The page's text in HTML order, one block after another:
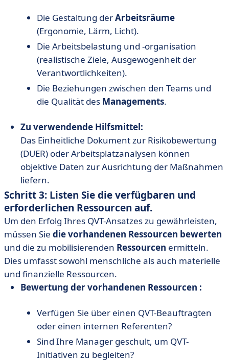
Die Gestaltung derArbeitsräume
(Ergonomie, Lärm, Licht).
Die Arbeitsbelastung und -organisation
(realistische Ziele, Ausgewogenheit der
Verantwortlichkeiten).
Die Beziehungen zwischen den Teams und
die Qualität des Managements.
Zu verwendende Hilfsmittel:
Das Einheitliche Dokument zur Risikobewertung
(DUER) oder Arbeitsplatzanalysen können
objektive Daten zur Ausrichtung der Maßnahmen
liefern.
Schritt 3: Listen Sie die verfügbaren und
erforderlichen Ressourcen auf.
Um den Erfolg Ihres QVT-Ansatzes zu gewährleisten,
müssen Sie die vorhandenen Ressourcen bewerten
und die zu mobilisierenden Ressourcen ermitteln.
Dies umfasst sowohl menschliche als auch materielle
und finanzielle Ressourcen.
Bewertung der vorhandenen Ressourcen :
Verfügen Sie über einen QVT-Beauftragten
oder einen internen Referenten?
Sind Ihre Manager geschult, um QVT-
Initiativen zu begleiten?